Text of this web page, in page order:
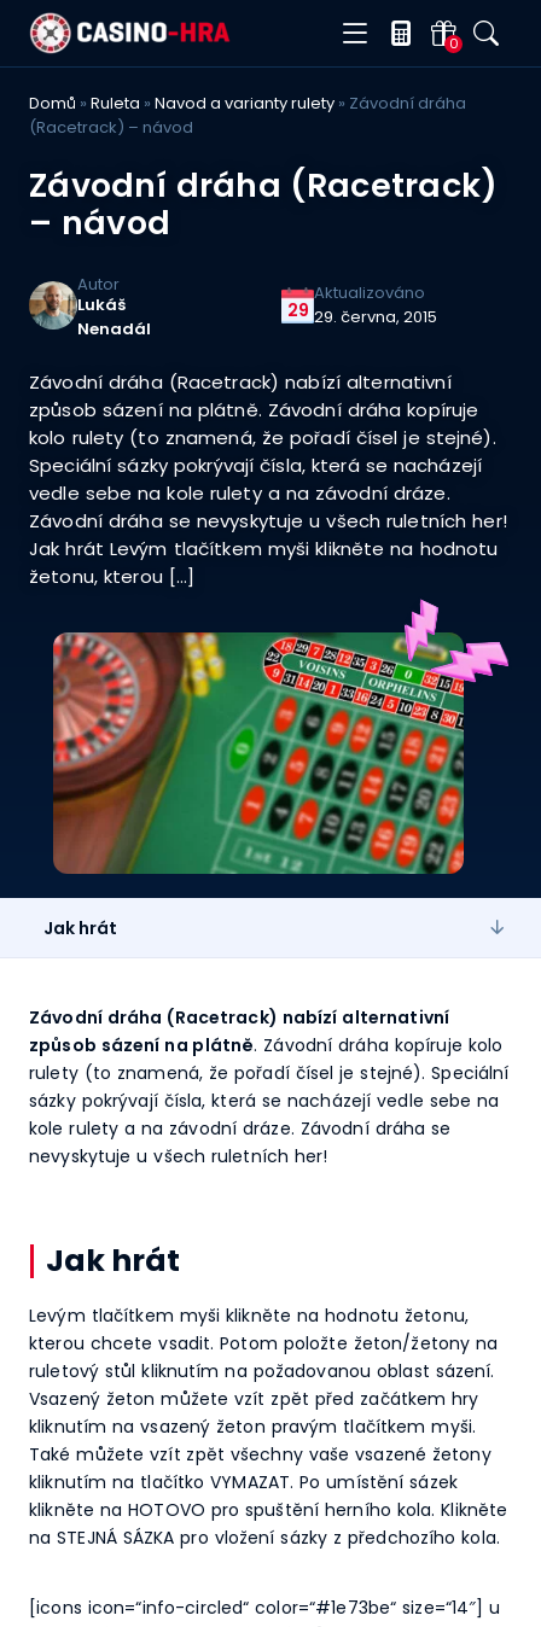
0
Domů » Ruleta » Navod a varianty rulety » Závodní dráha
(Racetrack) – návod
Závodní dráha (Racetrack)
– návod
Autor
Lukáš
Nenadál
29
Aktualizováno
29. června, 2015
Závodní dráha (Racetrack) nabízí alternativní
způsob sázení na plátně. Závodní dráha kopíruje
kolo rulety (to znamená, že pořadí čísel je stejné).
Speciální sázky pokrývají čísla, která se nacházejí
vedle sebe na kole rulety a na závodní dráze.
Závodní dráha se nevyskytuje u všech ruletních her!
Jak hrát Levým tlačítkem myši klikněte na hodnotu
žetonu, kterou […]
Jak hrát
Závodní dráha (Racetrack) nabízí alternativní
způsob sázení na plátně. Závodní dráha kopíruje kolo
rulety (to znamená, že pořadí čísel je stejné). Speciální
sázky pokrývají čísla, která se nacházejí vedle sebe na
kole rulety a na závodní dráze. Závodní dráha se
nevyskytuje u všech ruletních her!
Jak hrát
Levým tlačítkem myši klikněte na hodnotu žetonu,
kterou chcete vsadit. Potom položte žeton/žetony na
ruletový stůl kliknutím na požadovanou oblast sázení.
Vsazený žeton můžete vzít zpět před začátkem hry
kliknutím na vsazený žeton pravým tlačítkem myši.
Také můžete vzít zpět všechny vaše vsazené žetony
kliknutím na tlačítko VYMAZAT. Po umístění sázek
klikněte na HOTOVO pro spuštění herního kola. Klikněte
na STEJNÁ SÁZKA pro vložení sázky z předchozího kola.
[icons icon=“info-circled“ color=“#1e73be“ size=“14″] u